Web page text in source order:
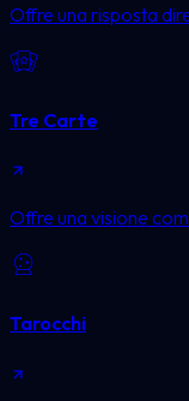
Offre una risposta
Tre Carte
Offre una visione
Tarocchi